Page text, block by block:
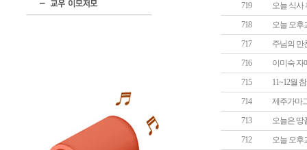
719
오늘 식사
718
오늘 오후
717
주님의 만
716
이미숙 자
715
11~12월
714
제주가마
713
오늘은 땅
712
오늘 오후